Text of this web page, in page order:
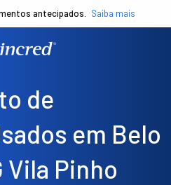
antecipados. Saiba mais
de
em Belo
Vila Pinho